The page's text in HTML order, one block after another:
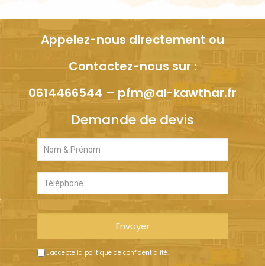
Appelez-nous directement ou
Contactez-nous sur :
0614466544 – pfm@al-kawthar.fr
Demande de devis
J'accepte la politique de confidentialité.